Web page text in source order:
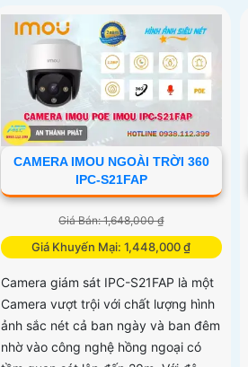
CAMERA IMOU NGOÀI TRỜI 360
IPC-S21FAP
Giá Bán: 1,648,000 ₫
Giá Khuyến Mại: 1,448,000 ₫
Camera giám sát IPC-S21FAP là một
Camera vượt trội với chất lượng hình
ảnh sắc nét cả ban ngày và ban đêm
nhờ vào công nghệ hồng ngoại có